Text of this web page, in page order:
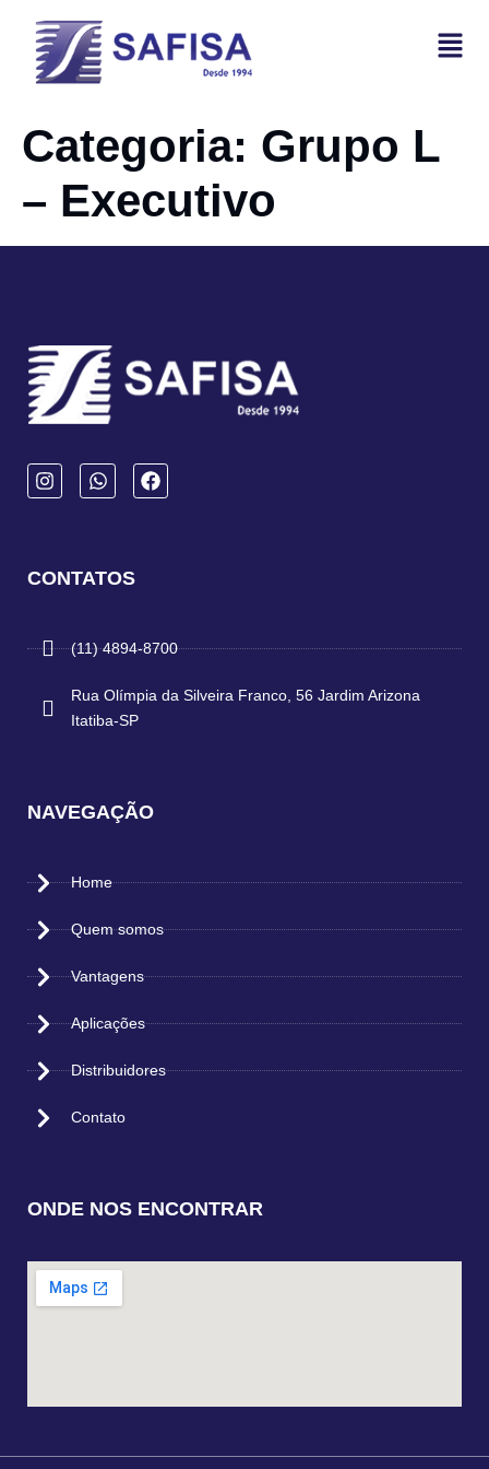
Categoria: Grupo L
– Executivo
CONTATOS
(11) 4894-8700
Rua Olímpia da Silveira Franco, 56 Jardim Arizona
Itatiba-SP
NAVEGAÇÃO
Home
Quem somos
Vantagens
Aplicações
Distribuidores
Contato
ONDE NOS ENCONTRAR